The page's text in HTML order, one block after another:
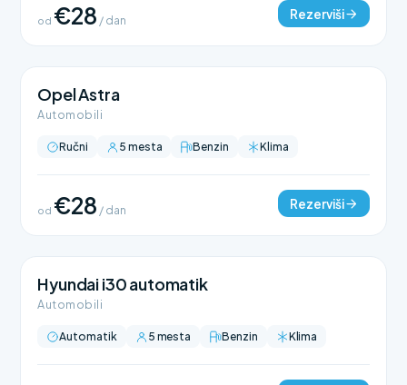
od €28 / dan Rezerviši
Opel Astra
Automobili
Ručni 5 mesta Benzin Klima
od €28 / dan Rezerviši
Hyundai i30 automatik
Automobili
Automatik 5 mesta Benzin Klima